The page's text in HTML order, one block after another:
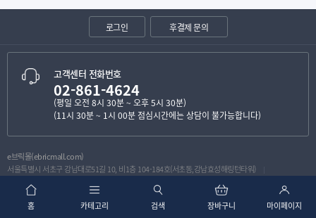
로그인 후결제 문의
고객센터 전화번호
02-861-4624
(평일 오전 8시 30분 ~ 오후 5시 30분)
(11시 30분 ~ 1시 00분 점심시간에는 상담이 불가능합니다)
e브릭몰(ebricmall.com)
서울특별시 서초구 강남대로51길 10, 비1층 104-184호(서초동,강남효성해링턴타워)
biopia@ebricmall.com
(주)바이오피아
서울특별시 서초구 강남대로18길 20, 4층 (양재동)
홈 카테고리 검색 장바구니 마이페이지